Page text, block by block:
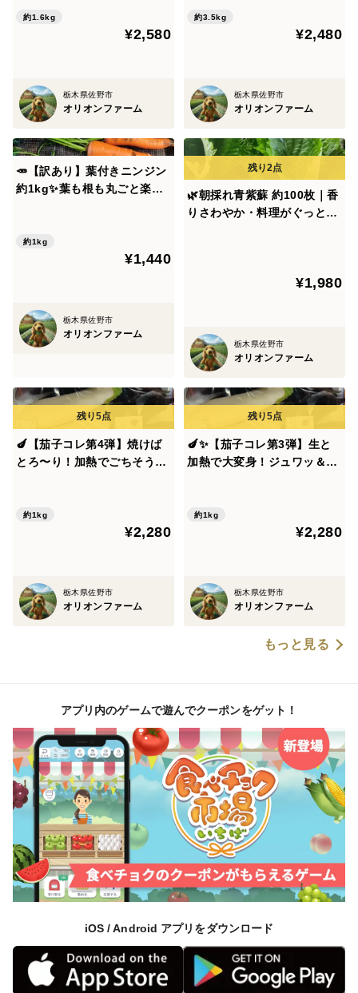
ご希望の日程等ございましたら、備考欄にてお知らせく
🍆
約1.6kg
¥2,580
栃木県佐野市
オリオンファーム
成肥料不使用🥭🥒
約3.5kg
¥2,480
栃木県佐野市
オリオンファーム
🥕【訳あり】葉付きニンジン
約1kg✨葉も根も丸ごと楽し
料不使用【朝どれ】🥕
約1kg
¥1,440
栃木県佐野市
オリオンファーム
🌿朝採れ青紫蘇 約100枚｜香
りさわやか・料理がぐっと引
¥1,980
栃木県佐野市
オリオンファーム
🍆【茄子コレ第4弾】焼けば
とろ〜り！加熱でごちそうに
化成肥料不使用✨🍆
約1kg
¥2,280
栃木県佐野市
オリオンファーム
🍆✨【茄子コレ第3弾】生と
加熱で大変身！ジュワッ＆と
｜農薬・化成肥料不使用✨🍆
約1kg
¥2,280
栃木県佐野市
オリオンファーム
もっと見る
アプリ内のゲームで遊んでクーポンをゲット！
iOS / Android アプリをダウンロード